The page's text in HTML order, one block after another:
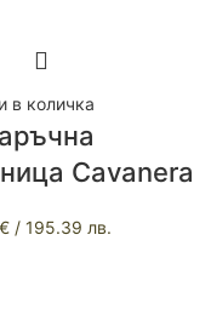
в количка
Cavanera
€ / 195.39 лв.